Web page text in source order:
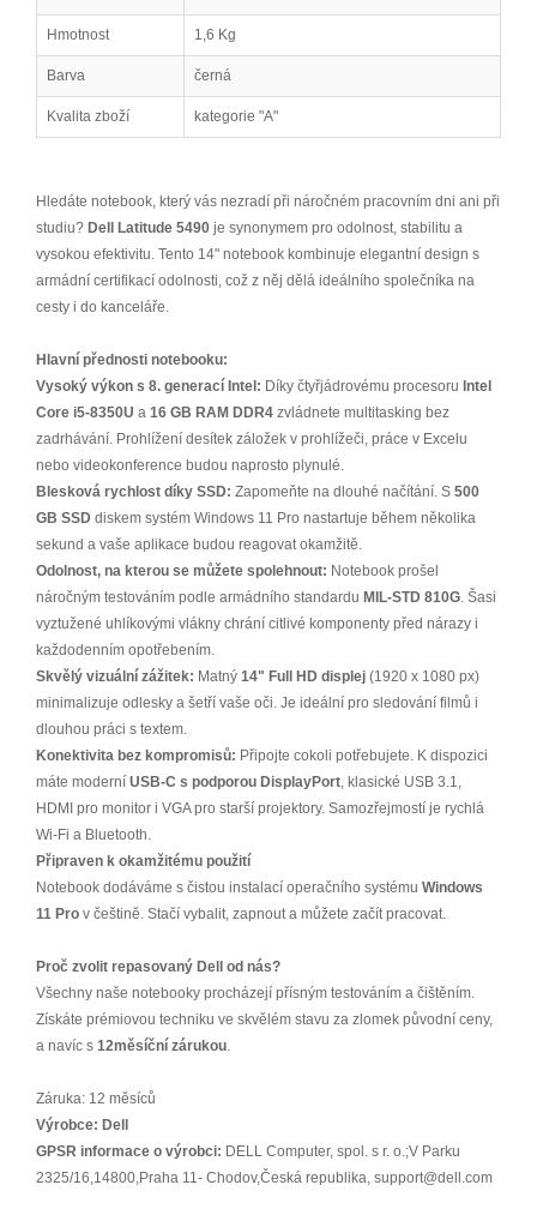
Hmotnost 1,6 Kg
Barva černá
Kvalita zboží kategorie "A"
Hledáte notebook, který vás nezradí při náročném pracovním dni ani při
studiu? Dell Latitude 5490 je synonymem pro odolnost, stabilitu a
vysokou efektivitu. Tento 14" notebook kombinuje elegantní design s
armádní certifikací odolnosti, což z něj dělá ideálního společníka na
cesty i do kanceláře.
Hlavní přednosti notebooku:
Vysoký výkon s 8. generací Intel: Díky čtyřjádrovému procesoru Intel
Core i5-8350U a 16 GB RAM DDR4 zvládnete multitasking bez
zadrhávání. Prohlížení desítek záložek v prohlížeči, práce v Excelu
nebo videokonference budou naprosto plynulé.
Blesková rychlost díky SSD: Zapomeňte na dlouhé načítání. S 500
GB SSD diskem systém Windows 11 Pro nastartuje během několika
sekund a vaše aplikace budou reagovat okamžitě.
Odolnost, na kterou se můžete spolehnout: Notebook prošel
náročným testováním podle armádního standardu MIL-STD 810G. Šasi
vyztužené uhlíkovými vlákny chrání citlivé komponenty před nárazy i
každodenním opotřebením.
Skvělý vizuální zážitek: Matný 14" Full HD displej (1920 x 1080 px)
minimalizuje odlesky a šetří vaše oči. Je ideální pro sledování filmů i
dlouhou práci s textem.
Konektivita bez kompromisů: Připojte cokoli potřebujete. K dispozici
máte moderní USB-C s podporou DisplayPort, klasické USB 3.1,
HDMI pro monitor i VGA pro starší projektory. Samozřejmostí je rychlá
Wi-Fi a Bluetooth.
Připraven k okamžitému použití
Notebook dodáváme s čistou instalací operačního systému Windows
11 Pro v češtině. Stačí vybalit, zapnout a můžete začít pracovat.
Proč zvolit repasovaný Dell od nás?
Všechny naše notebooky procházejí přísným testováním a čištěním.
Získáte prémiovou techniku ve skvělém stavu za zlomek původní ceny,
a navíc s 12měsíční zárukou.
Záruka: 12 měsíců
Výrobce: Dell
GPSR informace o výrobci: DELL Computer, spol. s r. o.;V Parku
2325/16,14800,Praha 11- Chodov,Česká republika, support@dell.com